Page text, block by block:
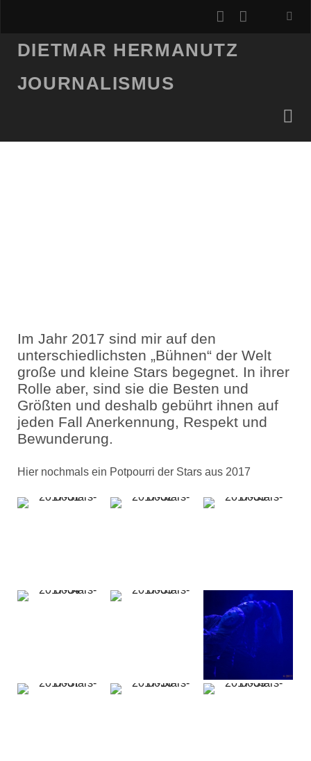
instagram
DIETMAR HERMANUTZ
JOURNALISMUS
Im Jahr 2017 sind mir auf den
unterschiedlichsten „Bühnen“ der Welt
große und kleine Stars begegnet. In ihrer
Rolle aber, sind sie die Besten und
Größten und deshalb gebührt ihnen auf
jeden Fall Anerkennung, Respekt und
Bewunderung.
Hier nochmals ein Potpourri der Stars aus 2017